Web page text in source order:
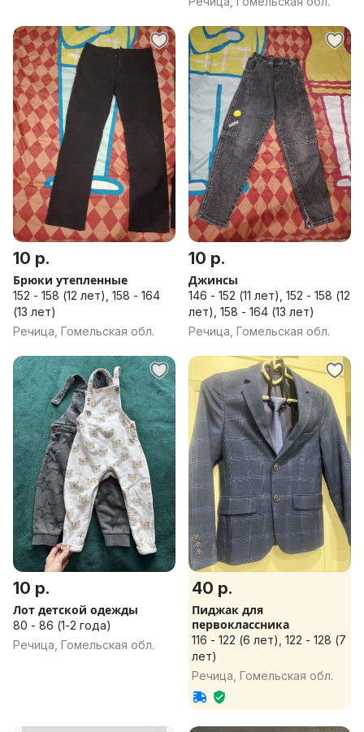
10 р.
Брюки утепленные
152 - 158 (12 лет), 158 - 164
(13 лет)
Речица, Гомельская обл.
10 р.
Джинсы
146 - 152 (11 лет), 152 - 158 (12
лет), 158 - 164 (13 лет)
Речица, Гомельская обл.
10 р.
Лот детской одежды
80 - 86 (1-2 года)
Речица, Гомельская обл.
40 р.
Пиджак для
первоклассника
116 - 122 (6 лет), 122 - 128 (7
лет)
Речица, Гомельская обл.